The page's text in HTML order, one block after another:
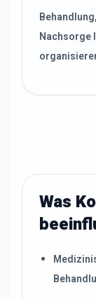
Nachsorge
Was